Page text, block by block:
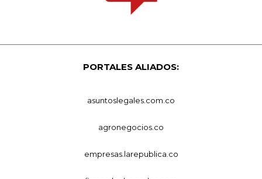
PORTALES ALIADOS:
asuntoslegales.com.co
agronegocios.co
empresas.larepublica.co